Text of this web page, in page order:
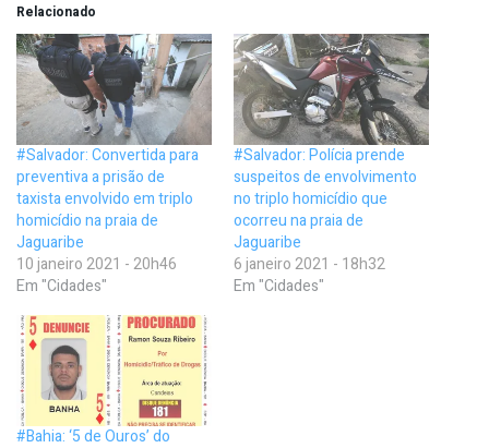
Relacionado
#Salvador: Convertida para
preventiva a prisão de
taxista envolvido em triplo
homicídio na praia de
Jaguaribe
10 janeiro 2021 - 20h46
Em "Cidades"
#Salvador: Polícia prende
suspeitos de envolvimento
no triplo homicídio que
ocorreu na praia de
Jaguaribe
6 janeiro 2021 - 18h32
Em "Cidades"
#Bahia: ‘5 de Ouros’ do